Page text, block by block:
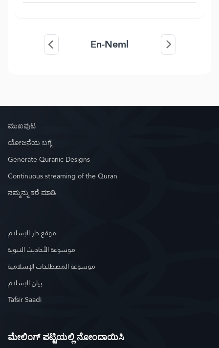
En-Neml
ಮುಖಪುಟ
ಯೋಜನೆಯ ಬಗ್ಗೆ
Generate Quranic Designs
Continuous streaming of the Quran
ನಮ್ಮನ್ನು ಕರೆ ಮಾಡಿ
موقع دار الإسلام
موسوعة الأحاديث النبوية
موسوعة المصطلحات الإسلامية
بيان الإسلام
Tafsir Saadi
ಮೇಲಿಂಗ್ ಪಟ್ಟಿಯಲ್ಲಿ ನೋಂದಾಯಿಸಿ